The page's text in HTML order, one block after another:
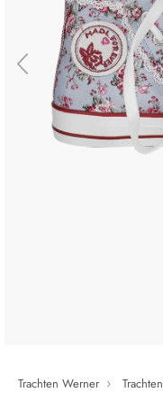
Trachten Werner Trachten